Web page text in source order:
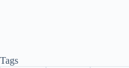
Tags